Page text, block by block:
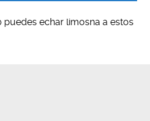
puedes echar limosna a estos